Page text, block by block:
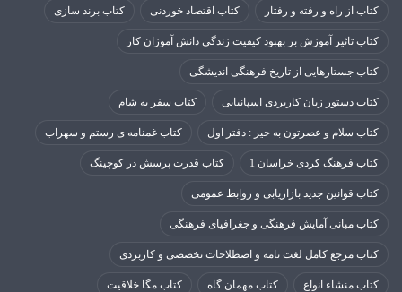
کتاب از راه و رفته و رفتار کتاب اقتصاد خوردنی کتاب برند سازی
کتاب تاثیر آموزش بر بهبود کیفیت زندگی دانش آموزان کار
کتاب جستارهایی از تاریخ فرهنگی اندیشگی
کتاب دستور زبان کاربردی اسپانیایی کتاب سفر به شام
کتاب سلام و عصرتون به خیر : دفتر اول کتاب غمنامه ی رستم و سهراب
کتاب فرهنگ کردی خراسان 1 کتاب قدرت پرسش در کوچینگ
کتاب قوانین جدید بازاریابی و روابط عمومی
کتاب مبانی آمایش فرهنگی و جغرافیای فرهنگی
کتاب مرجع کامل لغت نامه و اصطلاحات تخصصی و کاربردی
کتاب منشاء انواع کتاب مهمان گاه کتاب مگا خلاقیت